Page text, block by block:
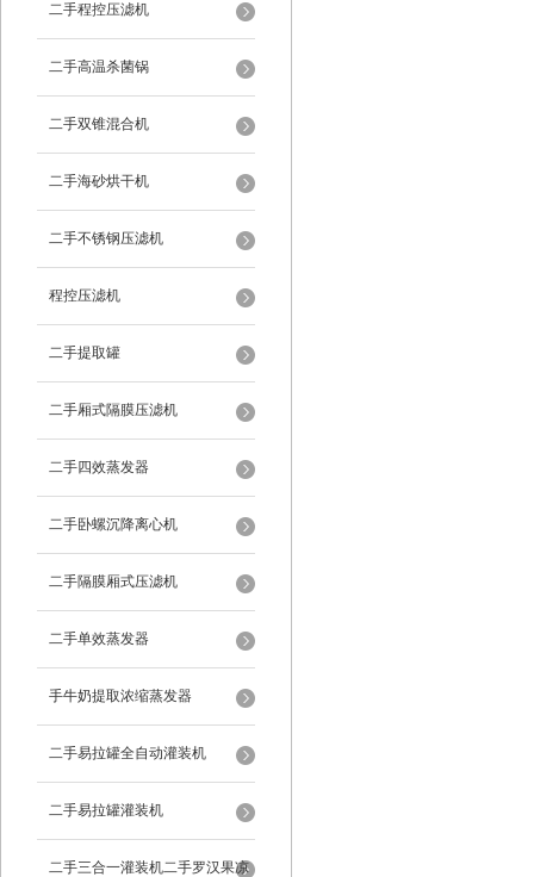
二手程控压滤机
二手高温杀菌锅
二手双锥混合机
二手海砂烘干机
二手不锈钢压滤机
程控压滤机
二手提取罐
二手厢式隔膜压滤机
二手四效蒸发器
二手卧螺沉降离心机
二手隔膜厢式压滤机
二手单效蒸发器
手牛奶提取浓缩蒸发器
二手易拉罐全自动灌装机
二手易拉罐灌装机
二手三合一灌装机二手罗汉果凉